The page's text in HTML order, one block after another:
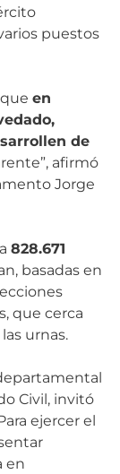
puestos
en
de
afirmó
Jorge
828.671
basadas en
que cerca
urnas.
Civil, invitó
ejercer el
en